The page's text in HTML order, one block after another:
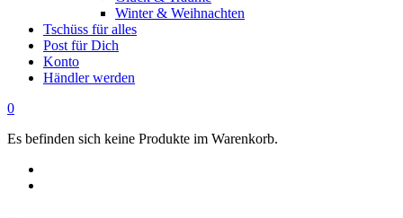
Winter & Weihnachten
Tschüss für alles
Post für Dich
Konto
Händler werden
0
Es befinden sich keine Produkte im Warenkorb.